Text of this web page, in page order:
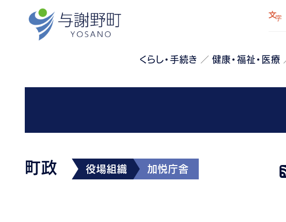
くらし・手続き 健康・福祉・医療
町政 役場組織 加悦庁舎